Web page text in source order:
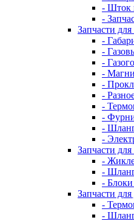
- Шток
-
Запчасти
-
-
-
-
-
-
-
-
-
-
Запчасти
-
-
- Блоки
Запчасти
-
-